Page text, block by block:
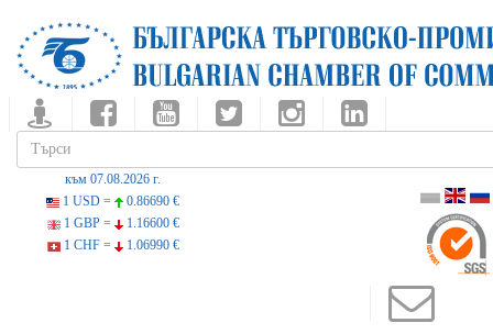
към 07.08.2026 г.
1 USD =
0.86690 €
1 GBP =
1.16600 €
1 CHF =
1.06990 €